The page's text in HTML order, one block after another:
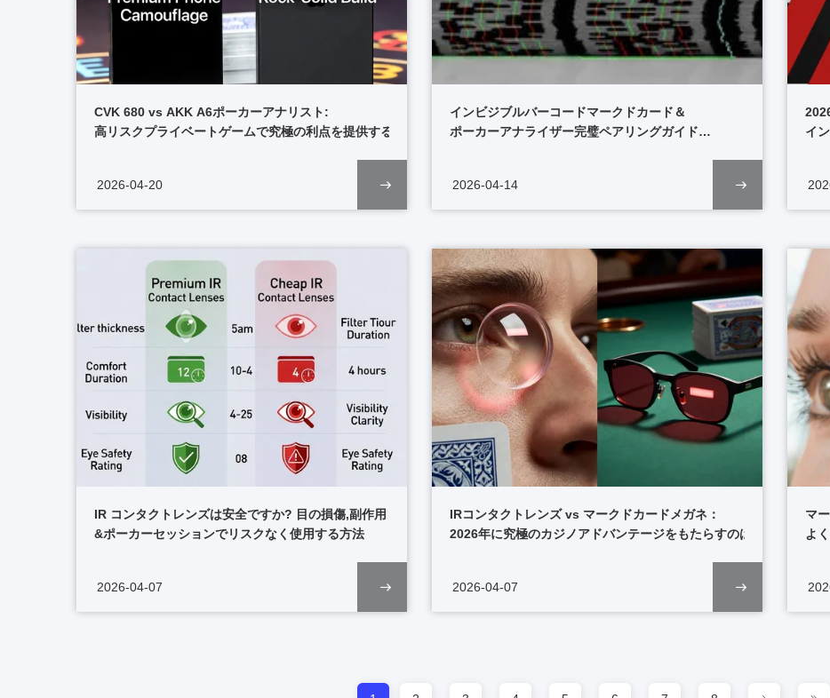
CVK 680 vs AKK A6ポーカーアナリスト:
高リスクプライベートゲームで究極の利点を提供するものはどれか?
2026-04-20
インビジブルバーコードマークドカード＆
ポーカーアナライザー完璧ペアリングガイド
2026-04-14
イ
IR コンタクトレンズは安全ですか? 目の損傷,副作用
&ポーカーセッションでリスクなく使用する方法
2026-04-07
IRコンタクトレンズ vs マークドカードメガネ：
2026年に究極のカジノアドバンテージをもたらすのはどちらか？
2026-04-07
マ
よ